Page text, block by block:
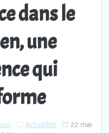
dans le
une
qui
Actualités
22 mai